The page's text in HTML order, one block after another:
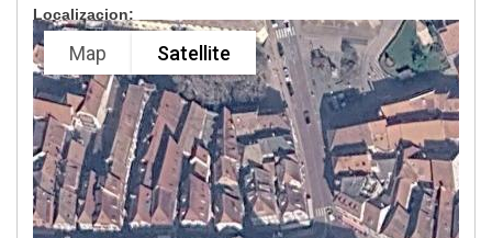
Localizacion:
Map Satellite